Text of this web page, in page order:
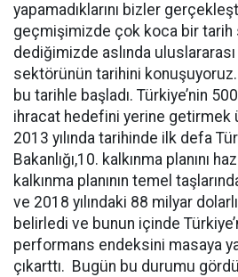
yapamadıklarını bizler
geçmişimizde çok koca bir tarih
dediğimizde aslında
sektörünün tarihini
bu tarihle başladı. Türkiye’nin
ihracat hedefini yerine getirmek
2013 yılında tarihinde ilk defa
Bakanlığı,10. kalkınma planını
kalkınma planının temel
ve 2018 yılındaki 88 milyar
belirledi ve bunun içinde
performans endeksini masaya
çıkarttı. Bugün bu durumu